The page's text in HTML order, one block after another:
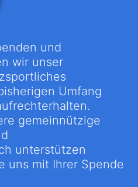
und
wir unser
Umfang
gemeinnützige
unterstützen
uns mit Ihrer Spende